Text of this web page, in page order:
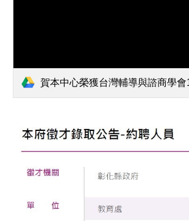
賀本中心榮獲台灣輔導與諮商學會109年度推行學校諮商